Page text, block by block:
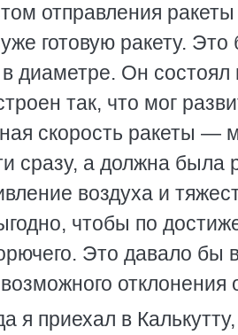
отправления
готовую ракету.
диаметре. Он состоял
так, что мог
скорость ракеты —
сразу, а должна была
воздуха и
чтобы по
Это давало бы
отклонения
я приехал в